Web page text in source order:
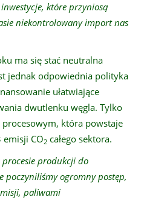
które przyniosą
niekontrolowany import nas
ma się stać neutralna
jednak odpowiednia polityka
ułatwiające
dwutlenku węgla. Tylko
która powstaje
CO2 całego sektora.
procesie produkcji do
poczyniliśmy ogromny postęp,
paliwami